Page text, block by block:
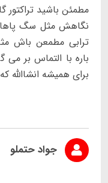
مطمئن باشید
نگاهش مثل سگ
ترابی مطمعن باش
باره با التماس بر
برای همیشه انشاالله
جواد حتملو